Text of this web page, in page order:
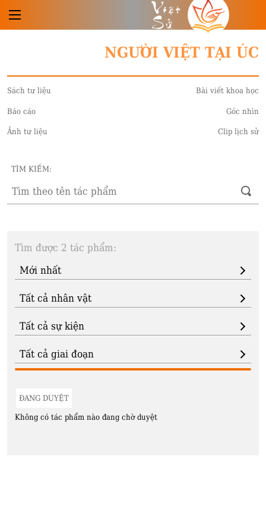
Việt
Sử
NGƯỜI VIỆT TẠI ÚC
Sách tư liệu Bài viết khoa học
Báo cáo Góc nhìn
Ảnh tư liệu Clip lịch sử
TÌM KIẾM:
Tìm được 2 tác phẩm:
ĐANG DUYỆT
Không có tác phẩm nào đang chờ duyệt